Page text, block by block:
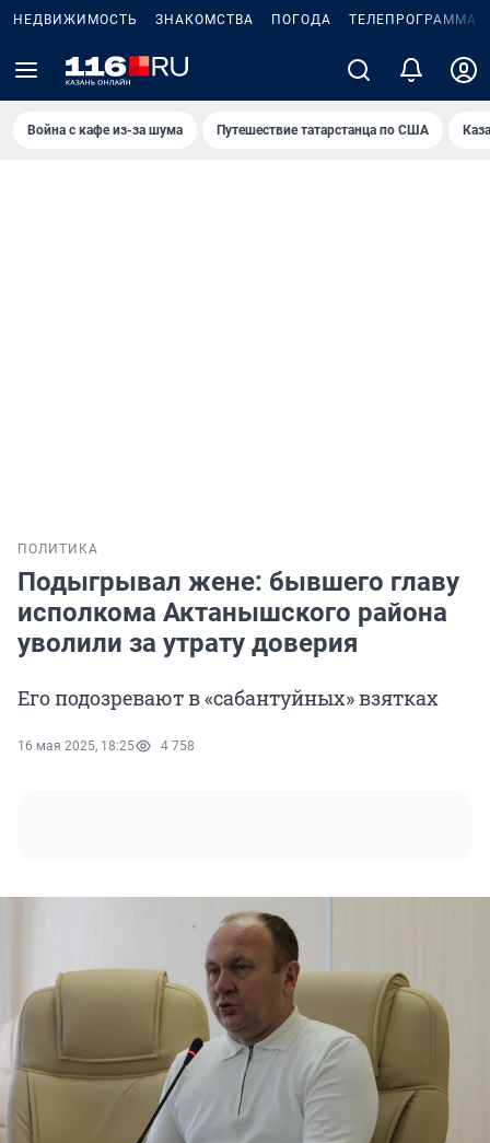
НЕДВИЖИМОСТЬ ЗНАКОМСТВА ПОГОДА ТЕЛЕПРОГРАММА
Война с кафе из-за шума Путешествие татарстанца по США
ПОЛИТИКА
Подыгрывал жене: бывшего главу
исполкома Актанышского района
уволили за утрату доверия
Его подозревают в «сабантуйных» взятках
16 мая 2025, 18:25 4 758